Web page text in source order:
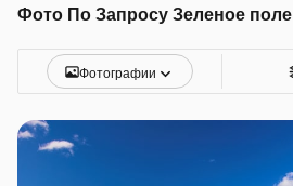
Фото По Запросу Зеленое поле
Фотографии